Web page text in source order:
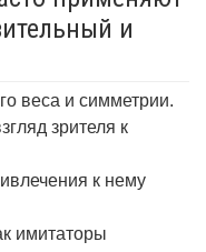
и
веса и симметрии.
зрителя к
к нему
имитаторы